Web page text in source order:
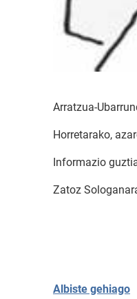
Arratzua-
Horretarako,
Informazio
Zatoz
Albiste gehiago